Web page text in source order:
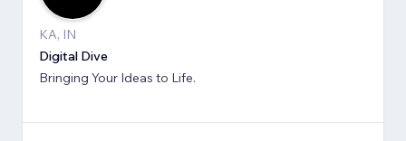
KA, IN
Digital Dive
Bringing Your Ideas to Life.